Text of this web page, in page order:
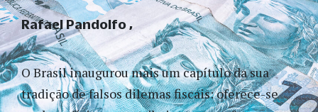
O Brasil inaugurou mais um capítulo da sua
tradição de falsos dilemas fiscais: oferece-se
Rafael Pandolfo